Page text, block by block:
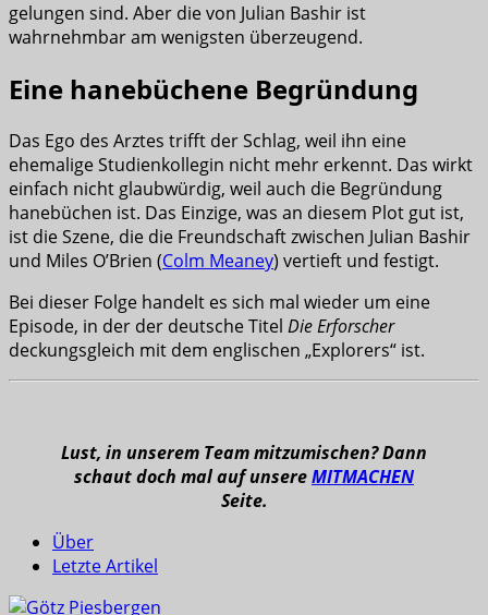
gelungen sind. Aber die von Julian Bashir ist
wahrnehmbar am wenigsten überzeugend.
Eine hanebüchene Begründung
Das Ego des Arztes trifft der Schlag, weil ihn eine
ehemalige Studienkollegin nicht mehr erkennt. Das wirkt
einfach nicht glaubwürdig, weil auch die Begründung
hanebüchen ist. Das Einzige, was an diesem Plot gut ist,
ist die Szene, die die Freundschaft zwischen Julian Bashir
und Miles O’Brien (Colm Meaney) vertieft und festigt.
Bei dieser Folge handelt es sich mal wieder um eine
Episode, in der der deutsche Titel Die Erforscher
deckungsgleich mit dem englischen „Explorers“ ist.
Lust, in unserem Team mitzumischen? Dann
schaut doch mal auf unsereMITMACHEN
Seite.
Über
Letzte Artikel